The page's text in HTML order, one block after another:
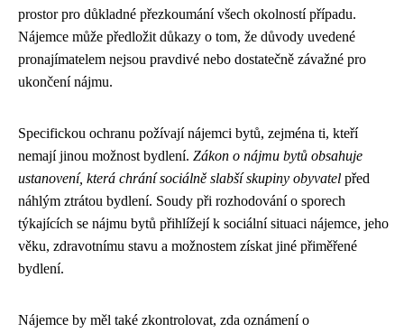
prostor pro důkladné přezkoumání všech okolností případu.
Nájemce může předložit důkazy o tom, že důvody uvedené
pronajímatelem nejsou pravdivé nebo dostatečně závažné pro
ukončení nájmu.
Specifickou ochranu požívají nájemci bytů, zejména ti, kteří
nemají jinou možnost bydlení. Zákon o nájmu bytů obsahuje
ustanovení, která chrání sociálně slabší skupiny obyvatel před
náhlým ztrátou bydlení. Soudy při rozhodování o sporech
týkajících se nájmu bytů přihlížejí k sociální situaci nájemce, jeho
věku, zdravotnímu stavu a možnostem získat jiné přiměřené
bydlení.
Nájemce by měl také zkontrolovat, zda oznámení o